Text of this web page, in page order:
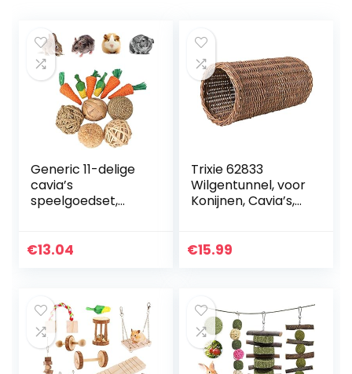
Generic 11-delige
cavia’s
speelgoedset,
huisdierspeelgoed,
€13.04
Trixie 62833
Wilgentunnel, voor
Konijnen, Cavia’s,
€15.99